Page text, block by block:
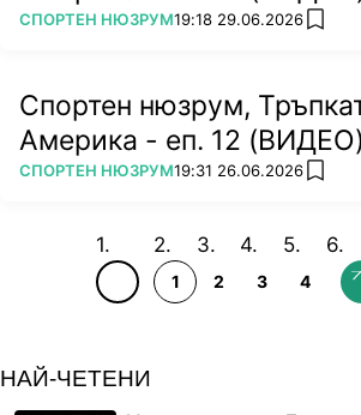
ПОВЕЧЕ ОТ
СПОРТЕН НЮЗРУМ19:18 29.06.2026 add
Спортен нюзрум,
Америка - еп. 12 (ВИДЕО)
ПОВЕЧЕ ОТ
СПОРТЕН НЮЗРУМ19:31 26.06.2026 add
1 2 3 4
НАЙ-ЧЕТЕНИ